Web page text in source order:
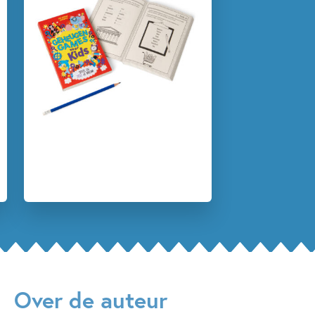
Doeboeken
Non-fictie
Reizen & (verre) landen
Spelen & leren
Gareth Moore
Over de auteur